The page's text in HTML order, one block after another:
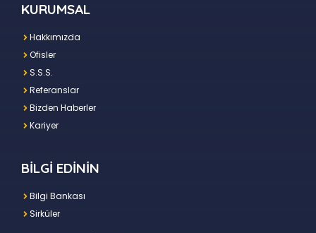
KURUMSAL
Hakkımızda
Ofisler
S.S.S.
Referanslar
Bizden Haberler
Kariyer
BİLGİ EDİNİN
Bilgi Bankası
Sirküler